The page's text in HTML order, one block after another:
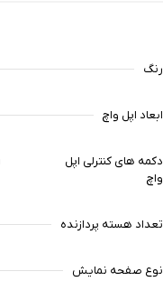
رنگ‌
ابعاد اپل واچ
دکمه های کنترلی اپل
واچ
تعداد هسته پردازنده
نوع صفحه نمایش